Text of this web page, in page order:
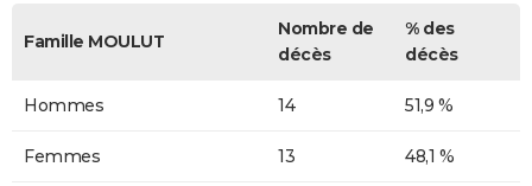
Famille MOULUT
Nombre de
décès
% des
décès
Hommes 14 51,9 %
Femmes 13 48,1 %